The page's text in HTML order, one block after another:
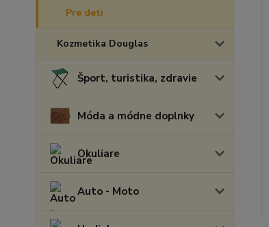
Pre deti
Kozmetika Douglas
Šport, turistika, zdravie
Móda a módne doplnky
Okuliare
Auto - Moto